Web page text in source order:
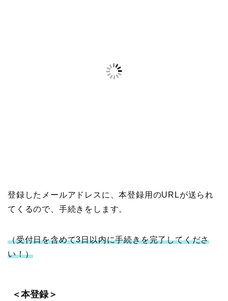
登録したメールアドレスに、本登録用のURLが送られ
てくるので、手続きをします。
（受付日を含めて3日以内に手続きを完了してくださ
い！）
＜本登録＞